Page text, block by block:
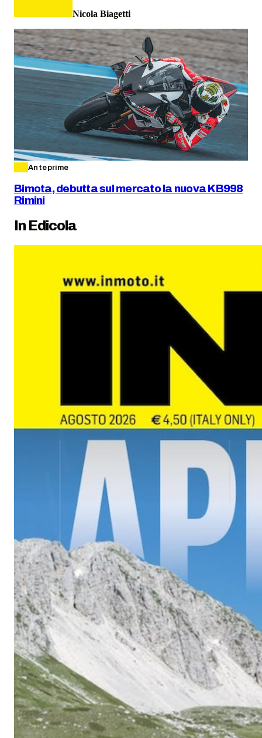
Nicola Biagetti
Anteprime
Bimota, debutta sul mercato la nuova KB998
Rimini
In Edicola